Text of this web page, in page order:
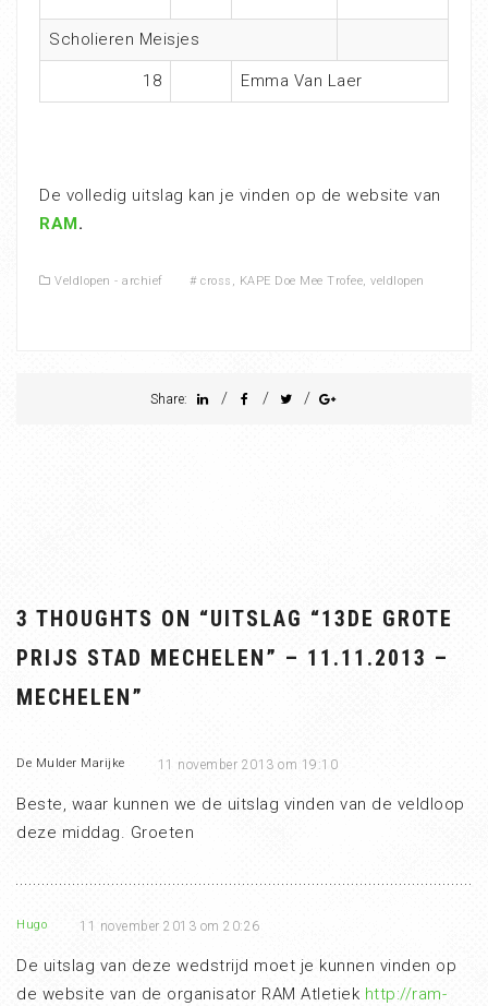
Scholieren Meisjes
18 Emma Van Laer
De volledig uitslag kan je vinden op de website van
RAM.
Veldlopen - archief # cross , KAPE Doe Mee Trofee, veldlopen
Share: / / /
3 THOUGHTS ON “UITSLAG “13DE GROTE
PRIJS STAD MECHELEN” – 11.11.2013 –
MECHELEN”
De Mulder Marijke 11 november 2013 om 19:10
Beste, waar kunnen we de uitslag vinden van de veldloop
deze middag. Groeten
Hugo 11 november 2013 om 20:26
De uitslag van deze wedstrijd moet je kunnen vinden op
de website van de organisator RAM Atletiek http://ram-